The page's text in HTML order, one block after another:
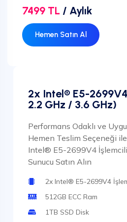
Hemen Satın Al
7499 TL / Aylık
2x Intel® E5-
2.2 GHz / 3.6 GHz)
Performans Odaklı ve
Hemen Teslim Seçeneği
Intel® E5-2699V4
Sunucu Satın Alın
2x Intel® E5-2699V4
512GB ECC Ram
1TB SSD Disk